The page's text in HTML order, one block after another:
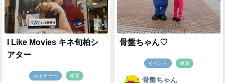
I Like Movies キネ旬柏シ
アター
カルチャー 東葛
骨盤ちゃん♡
イベント 東葛
骨盤ちゃん